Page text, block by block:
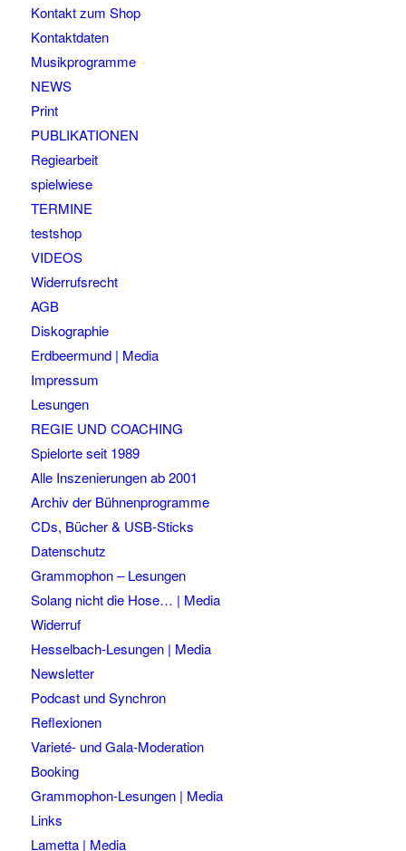
Kontakt zum Shop
Kontaktdaten
Musikprogramme
NEWS
Print
PUBLIKATIONEN
Regiearbeit
spielwiese
TERMINE
testshop
VIDEOS
Widerrufsrecht
AGB
Diskographie
Erdbeermund | Media
Impressum
Lesungen
REGIE UND COACHING
Spielorte seit 1989
Alle Inszenierungen ab 2001
Archiv der Bühnenprogramme
CDs, Bücher & USB-Sticks
Datenschutz
Grammophon – Lesungen
Solang nicht die Hose… | Media
Widerruf
Hesselbach-Lesungen | Media
Newsletter
Podcast und Synchron
Reflexionen
Varieté- und Gala-Moderation
Booking
Grammophon-Lesungen | Media
Links
Lametta | Media